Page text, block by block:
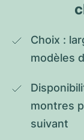
Choix :
modèles
montres
suivant